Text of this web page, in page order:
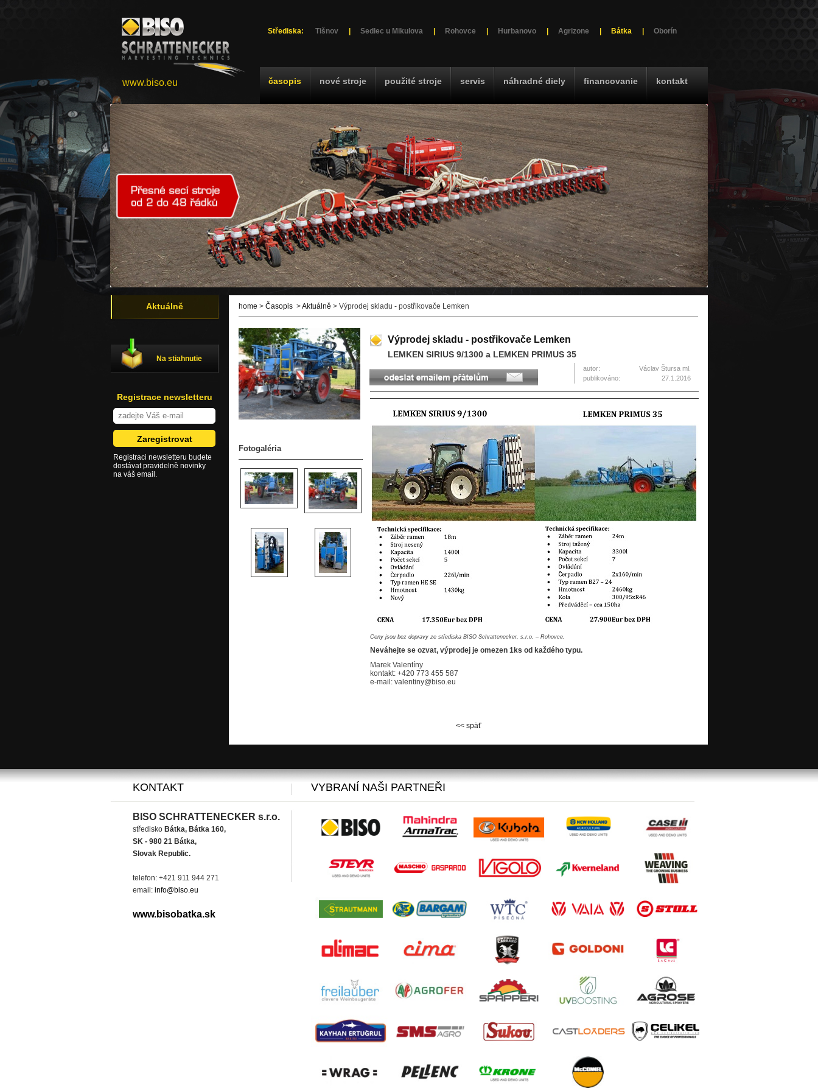
Střediska: Tišnov Sedlec u Mikulova Rohovce Hurbanovo Agrizone Bátka Oborín
časopis nové stroje použité stroje servis náhradné diely financovanie kontakt
www.biso.eu
home > Časopis >Aktuálně > Výprodej skladu - postřikovače Lemken
Výprodej skladu - postřikovače Lemken
LEMKEN SIRIUS 9/1300 a LEMKEN PRIMUS 35
autor:
Václav Štursa ml.
publikováno:
27.1.2016
Ceny jsou bez dopravy ze střediska BISO Schrattenecker, s.r.o. – Rohovce.
Neváhejte se ozvat, výprodej je omezen 1ks od každého typu.
Marek Valentíny
kontakt: +420 773 455 587
e-mail: valentiny@biso.eu
Fotogaléria
<< späť
Aktuálně
Na stiahnutie
Registrace newsletteru
Registraci newsletteru budete
dostávat pravidelně novinky
na váš email.
KONTAKT
BISO SCHRATTENECKER s.r.o.
středisko Bátka, Bátka 160,
SK - 980 21 Bátka,
Slovak Republic.
telefon: +421 911 944 271
email: info@biso.eu
www.bisobatka.sk
VYBRANÍ NAŠI PARTNEŘI